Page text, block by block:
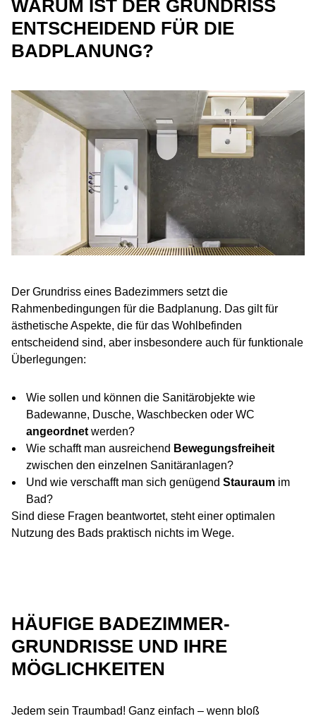
WARUM IST DER GRUNDRISS
ENTSCHEIDEND FÜR DIE
BADPLANUNG?
Der Grundriss eines Badezimmers setzt die
Rahmenbedingungen für die Badplanung. Das gilt für
ästhetische Aspekte, die für das Wohlbefinden
entscheidend sind, aber insbesondere auch für funktionale
Überlegungen:
Wie sollen und können die Sanitärobjekte wie
Badewanne, Dusche, Waschbecken oder WC
angeordnet werden?
Wie schafft man ausreichend Bewegungsfreiheit
zwischen den einzelnen Sanitäranlagen?
Und wie verschafft man sich genügend Stauraum im
Bad?
Sind diese Fragen beantwortet, steht einer optimalen
Nutzung des Bads praktisch nichts im Wege.
HÄUFIGE BADEZIMMER-
GRUNDRISSE UND IHRE
MÖGLICHKEITEN
Jedem sein Traumbad! Ganz einfach – wenn bloß